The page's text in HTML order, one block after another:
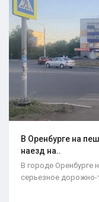
В Оренбурге на
наезд на..
В городе Оренбурге
серьезное